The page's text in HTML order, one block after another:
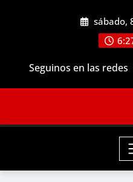
sábado,
Seguinos en las redes